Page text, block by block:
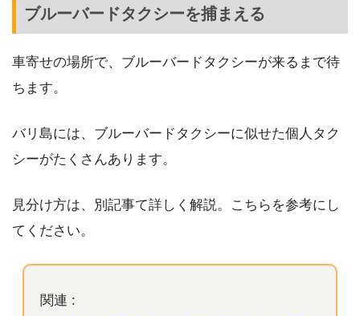
ブルーバードタクシーを捕まえる
車寄せの場所で、ブルーバードタクシーが来るまで待
ちます。
バリ島には、ブルーバードタクシーに似せた個人タク
シーがたくさんあります。
見分け方は、別記事て詳しく解説。こちらを参考にし
てください。
関連 :